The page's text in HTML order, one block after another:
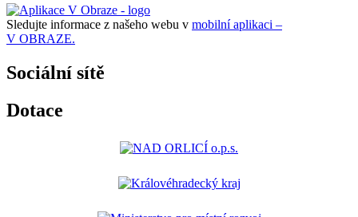
Sledujte informace z našeho webu v mobilní aplikaci –
V OBRAZE.
Sociální sítě
Dotace